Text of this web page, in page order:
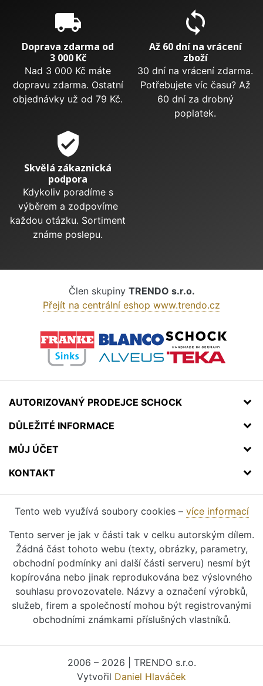
local_shipping
Doprava zdarma od
3 000 Kč
Nad 3 000 Kč máte
dopravu zdarma. Ostatní
objednávky už od 79 Kč.
sync
Až 60 dní na vrácení
zboží
30 dní na vrácení zdarma.
Potřebujete víc času? Až
60 dní za drobný
poplatek.
verified_user
Skvělá zákaznická
podpora
Kdykoliv poradíme s
výběrem a zodpovíme
každou otázku. Sortiment
známe poslepu.
Člen skupiny TRENDO s.r.o.
Přejít na centrální eshop www.trendo.cz
AUTORIZOVANÝ PRODEJCE SCHOCK
DŮLEŽITÉ INFORMACE
MŮJ ÚČET
KONTAKT
Tento web využívá soubory cookies – více informací
Tento server je jak v části tak v celku autorským dílem.
Žádná část tohoto webu (texty, obrázky, parametry,
obchodní podmínky ani další části serveru) nesmí být
kopírována nebo jinak reprodukována bez výslovného
souhlasu provozovatele. Názvy a označení výrobků,
služeb, firem a společností mohou být registrovanými
obchodními známkami příslušných vlastníků.
2006 – 2026 | TRENDO s.r.o.
Vytvořil Daniel Hlaváček